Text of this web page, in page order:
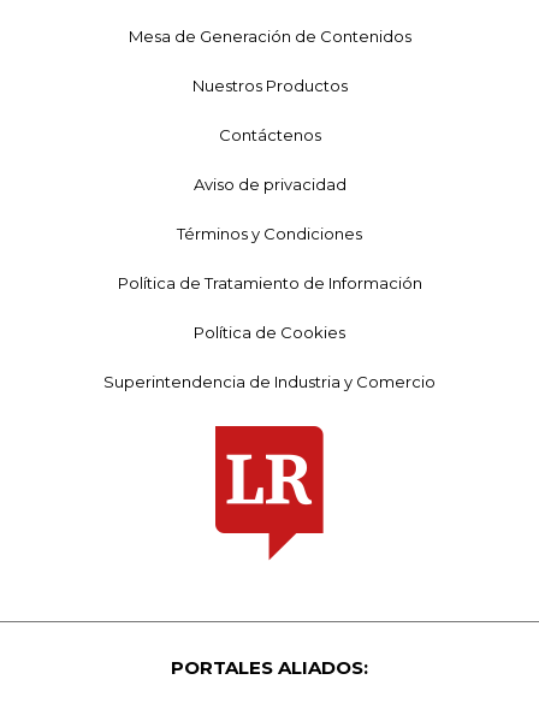
Mesa de Generación de Contenidos
Nuestros Productos
Contáctenos
Aviso de privacidad
Términos y Condiciones
Política de Tratamiento de Información
Política de Cookies
Superintendencia de Industria y Comercio
PORTALES ALIADOS: